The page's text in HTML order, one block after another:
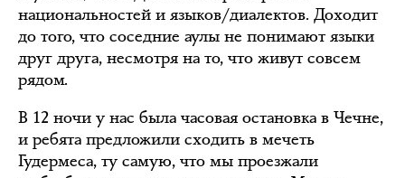
национальностей и языков/диалектов. Доходит
до того, что соседние аулы не понимают языки
друг друга, несмотря на то, что живут совсем
рядом.
В 12 ночи у нас была часовая остановка в Чечне,
и ребята предложили сходить в мечеть
Гудермеса, ту самую, что мы проезжали